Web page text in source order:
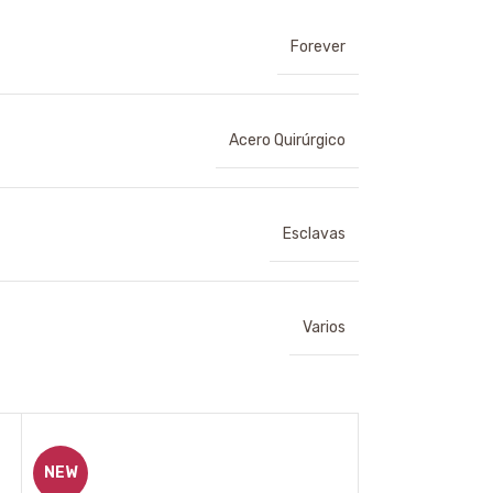
Forever
Acero Quirúrgico
Esclavas
Varios
NEW